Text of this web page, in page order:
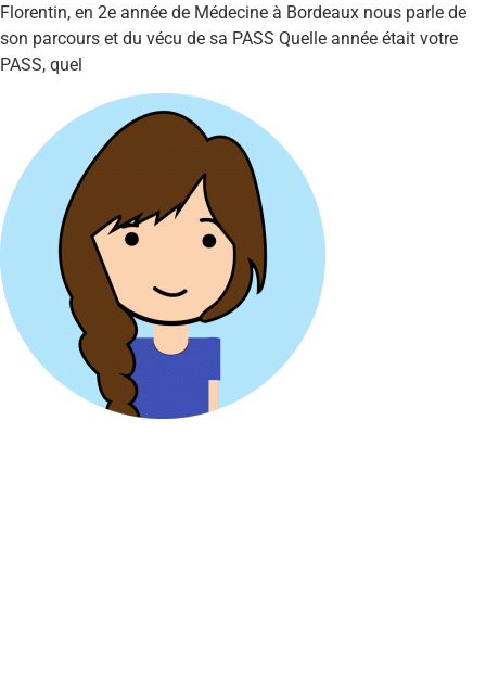
Florentin, en 2e année de Médecine à Bordeaux nous parle de
son parcours et du vécu de sa PASS Quelle année était votre
PASS, quel